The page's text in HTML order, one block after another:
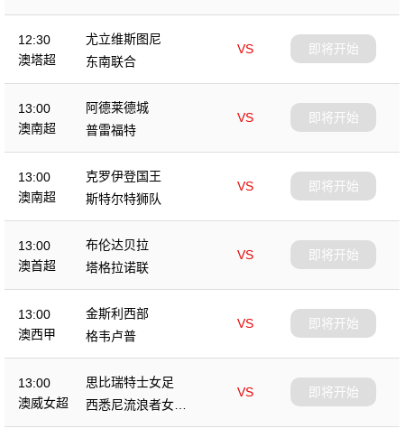
12:30
澳塔超
尤立维斯图尼
VS
东南联合
即将开始
13:00
澳南超
阿德莱德城
VS
普雷福特
即将开始
13:00
澳南超
克罗伊登国王
VS
斯特尔特狮队
即将开始
13:00
澳首超
布伦达贝拉
VS
塔格拉诺联
即将开始
13:00
澳西甲
金斯利西部
VS
格韦卢普
即将开始
13:00
澳威女超
思比瑞特士女足
VS
西悉尼流浪者女足
B队
即将开始